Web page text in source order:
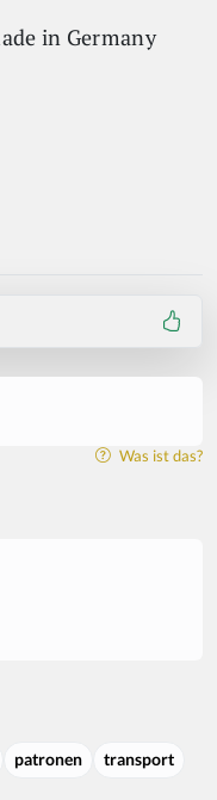
in Germany
Was ist das?
patronen
transport